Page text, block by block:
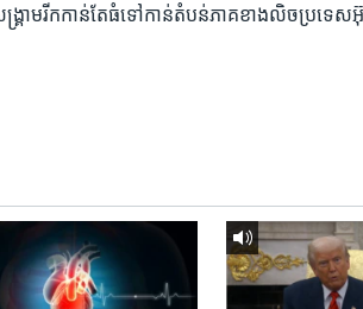
គ្រាម​រីកកាន់តែ​ធំ​​ទៅកាន់​តំបន់​ភាគ​ខាង​លិច​ប្រទេស​